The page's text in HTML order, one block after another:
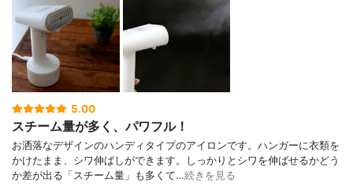
5.00
スチーム量が多く、パワフル！
お洒落なデザインのハンディタイプのアイロンです。ハンガーに衣類を
かけたまま、シワ伸ばしができます。しっかりとシワを伸ばせるかどう
か差が出る「スチーム量」も多くて…続きを見る